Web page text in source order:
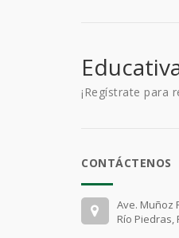
¡Regístrate para
CONTÁCTENOS
Ave. Muñoz
Río Piedras,